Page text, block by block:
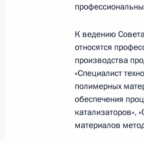
9 февраля 2022
28 декабря
Опубликованы
28 декабря 2021
К ведению
относятся
производства
«Специалист
полимерных
обеспечения
катализаторов»,
материалов